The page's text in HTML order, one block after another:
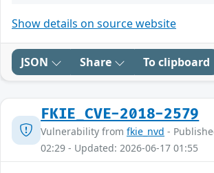
Show details on source website
JSON Share To clipboard
FKIE_CVE-2018-2579
Vulnerability from fkie_nvd -
02:29 - Updated: 2026-06-17 01:55